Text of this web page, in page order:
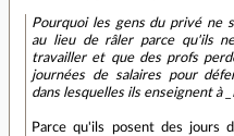
Pourquoi les gens du privé ne
au lieu de râler parce qu'ils
travailler et que des profs
journées de salaires pour
dans lesquelles ils enseignent à
Parce qu'ils posent des jours